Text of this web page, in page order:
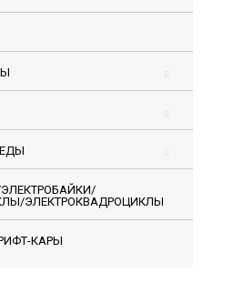
ЭЛЕКТРОКВАДРОЦИКЛЫ
КАРЫ